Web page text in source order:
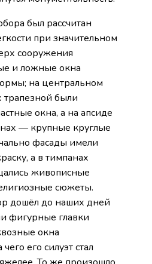
был рассчитан
при значительном
сооружения
и ложные окна
на центральном
трапезной были
окна, а на апсиде
— крупные круглые
фасады имели
а в тимпанах
живописные
сюжеты.
дошёл до наших дней
фигурные главки
окна
его силуэт стал